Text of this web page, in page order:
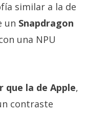
similar a la de
un Snapdragon
una NPU
que la de Apple,
contraste